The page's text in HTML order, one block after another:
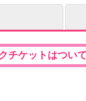
ケットはつい